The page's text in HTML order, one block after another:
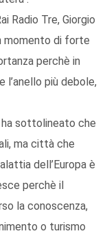
Radio Tre, Giorgio
momento di forte
perchè in
più debole,
ha sottolineato che
ma città che
dell’Europa è
perchè il
la conoscenza,
o turismo